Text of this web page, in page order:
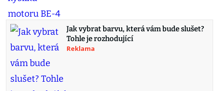
Jak vybrat barvu, která vám bude slušet?
Tohle je rozhodující
Reklama